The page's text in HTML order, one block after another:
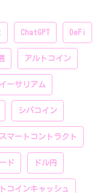
ChatGPT DeFi
アルトコイン
イーサリアム
シバコイン
スマートコントラクト
ド ドル円
コインキャッシュ